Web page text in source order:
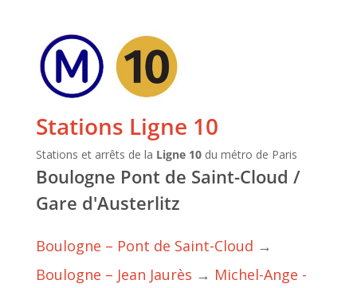
Stations Ligne 10
Stations et arrêts de la Ligne 10du métro de Paris
Boulogne Pont de Saint-Cloud /
Gare d'Austerlitz
Boulogne – Pont de Saint-Cloud →
Boulogne – Jean Jaurès → Michel-Ange -